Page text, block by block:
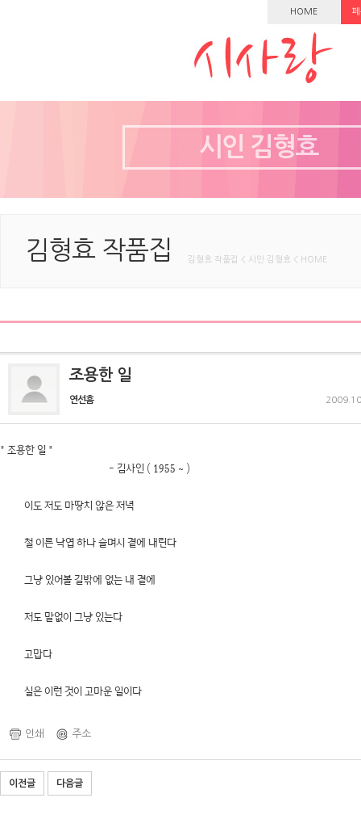
HOME
시인 김형효
김형효 작품집 김형효 작품집 < 시인 김형효 < HOME
조용한 일
연선흠
" 조용한 일 "
- 김사인 ( 1955 ~ )
이도 저도 마땅치 않은 저녁
철 이른 낙엽 하나 슬며시 곁에 내린다
그냥 있어볼 길밖에 없는 내 곁에
저도 말없이 그냥 있는다
고맙다
실은 이런 것이 고마운 일이다
인쇄 주소
이전글 다음글